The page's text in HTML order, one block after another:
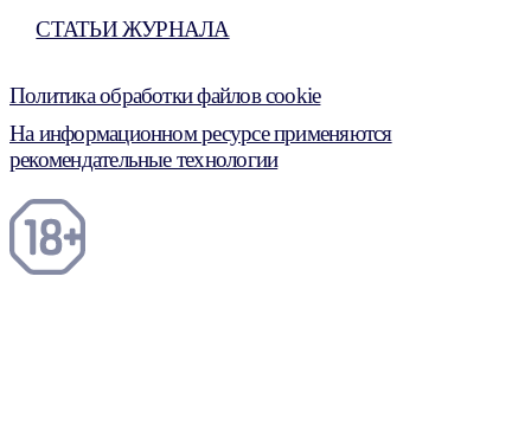
СТАТЬИ ЖУРНАЛА
Политика обработки файлов cookie
На информационном ресурсе применяются
рекомендательные технологии